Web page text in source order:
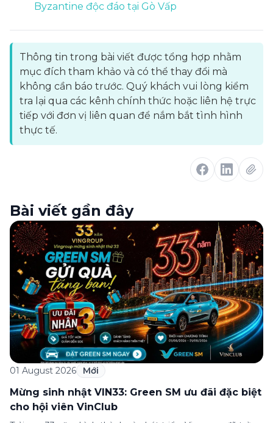
Byzantine độc đáo tại Gò Vấp
Thông tin trong bài viết được tổng hợp nhằm
mục đích tham khảo và có thể thay đổi mà
không cần báo trước. Quý khách vui lòng kiểm
tra lại qua các kênh chính thức hoặc liên hệ trực
tiếp với đơn vị liên quan để nắm bắt tình hình
thực tế.
Bài viết gần đây
01 August 2026 Mới
Mừng sinh nhật VIN33: Green SM ưu đãi đặc biệt
cho hội viên VinClub